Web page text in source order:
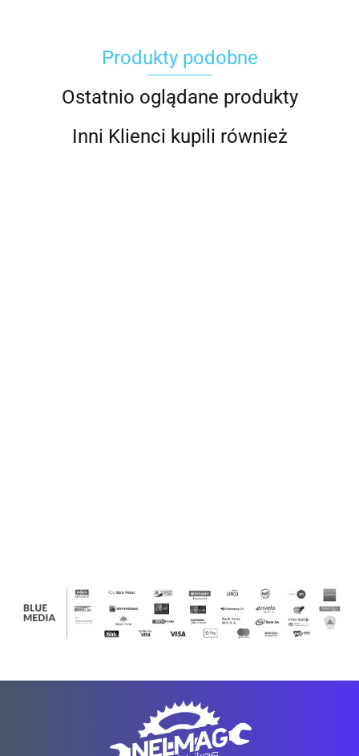
Gerber
Produkty podobne
Ostatnio oglądane produkty
Inni Klienci kupili również